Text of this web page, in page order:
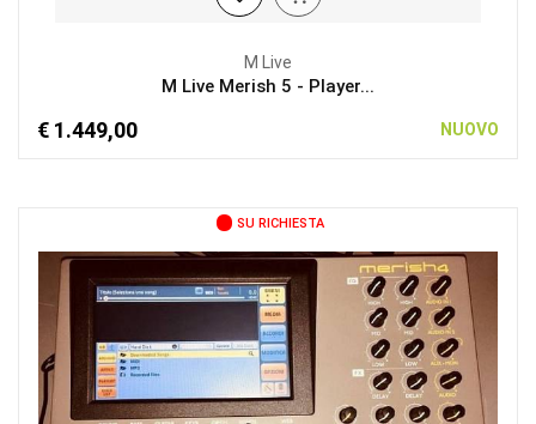
M Live
M Live Merish 5 - Player...
€ 1.449,00 NUOVO
SU RICHIESTA